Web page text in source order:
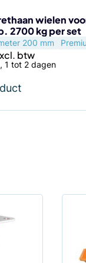
wielen
2700 kg per set
200 mm
1 tot 2 dagen